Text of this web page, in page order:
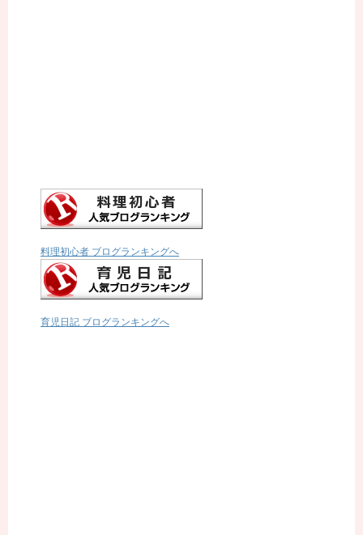
料理初心者 ブログランキングへ
育児日記 ブログランキングへ